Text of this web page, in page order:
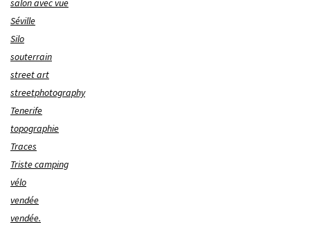
salon avec vue
Séville
Silo
souterrain
street art
streetphotography
Tenerife
topographie
Traces
Triste camping
vélo
vendée
vendée.